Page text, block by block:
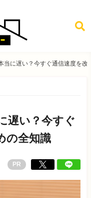
当に遅い？今すぐ通信速度を改
遅い？今すぐ
の全知識
PR